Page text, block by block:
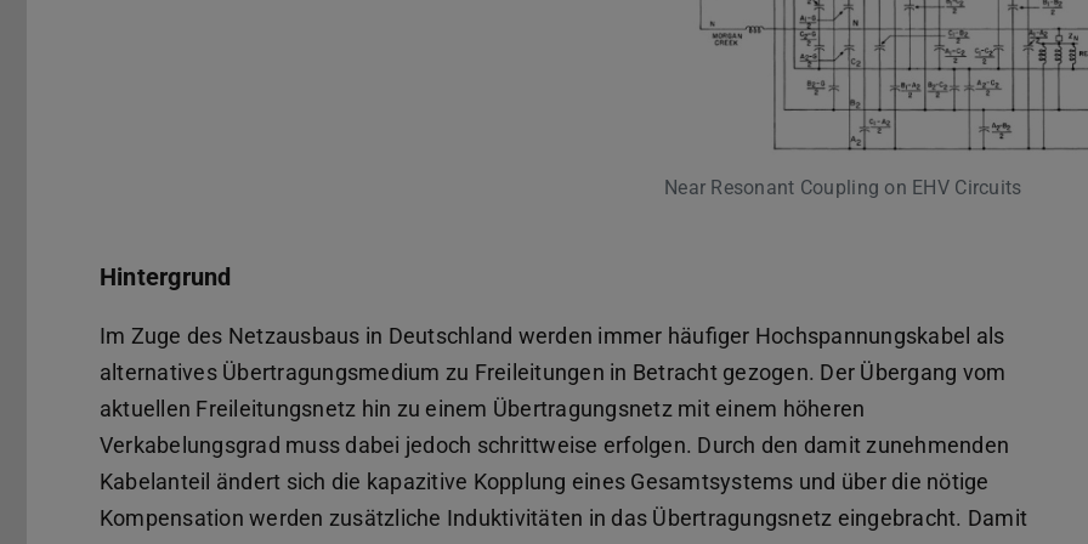
Near Resonant Coupling on EHV Circuits
Hintergrund
Im Zuge des Netzausbaus in Deutschland werden immer häufiger Hochspannungskabel als
alternatives Übertragungsmedium zu Freileitungen in Betracht gezogen. Der Übergang vom
aktuellen Freileitungsnetz hin zu einem Übertragungsnetz mit einem höheren
Verkabelungsgrad muss dabei jedoch schrittweise erfolgen. Durch den damit zunehmenden
Kabelanteil ändert sich die kapazitive Kopplung eines Gesamtsystems und über die nötige
Kompensation werden zusätzliche Induktivitäten in das Übertragungsnetz eingebracht. Damit